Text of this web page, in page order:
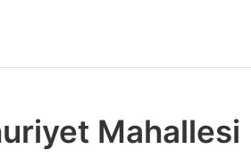
Mahallesi